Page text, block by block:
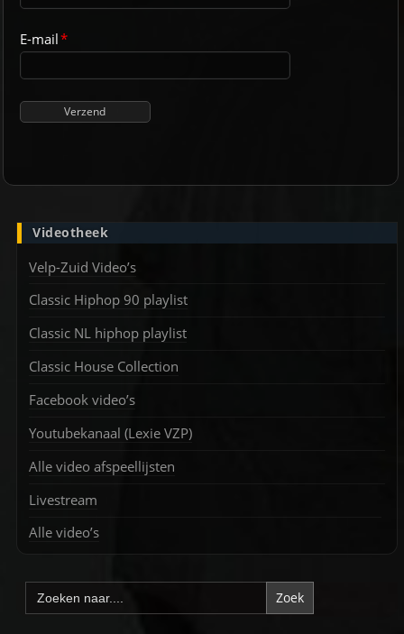
E-mail*
Videotheek
Velp-Zuid Video’s
Classic Hiphop 90 playlist
Classic NL hiphop playlist
Classic House Collection
Facebook video’s
Youtubekanaal (Lexie VZP)
Alle video afspeellijsten
Livestream
Alle video’s
Zoek
naar: